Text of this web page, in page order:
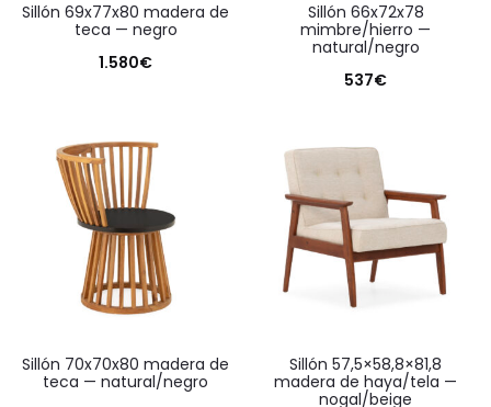
sillón 69x77x80 madera de
teca — negro
1.580€
sillón 66x72x78
mimbre/hierro —
natural/negro
537€
sillón 70x70x80 madera de
teca — natural/negro
sillón 57,5×58,8×81,8
madera de haya/tela —
nogal/beige